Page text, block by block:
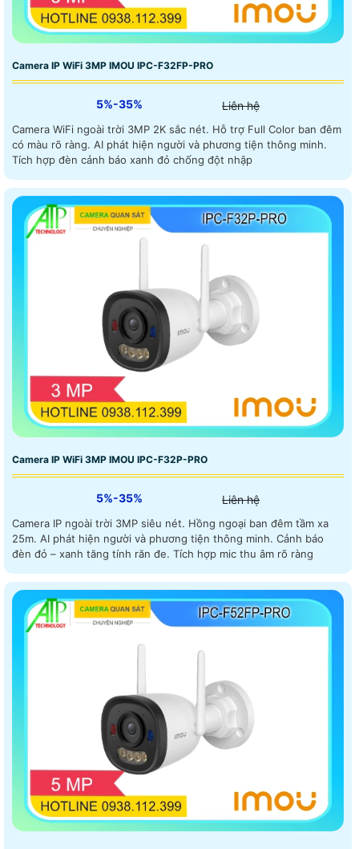
Camera IP WiFi 3MP IMOU IPC-F32FP-PRO
5%-35% Liên hệ
Camera WiFi ngoài trời 3MP 2K sắc nét. Hỗ trợ Full Color ban đêm
có màu rõ ràng. AI phát hiện người và phương tiện thông minh.
Tích hợp đèn cảnh báo xanh đỏ chống đột nhập
Camera IP WiFi 3MP IMOU IPC-F32P-PRO
5%-35% Liên hệ
Camera IP ngoài trời 3MP siêu nét. Hồng ngoại ban đêm tầm xa
25m. AI phát hiện người và phương tiện thông minh. Cảnh báo
đèn đỏ – xanh tăng tính răn đe. Tích hợp mic thu âm rõ ràng